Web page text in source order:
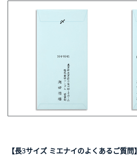
【長3サイズ ミエナイのよくあるご質問】